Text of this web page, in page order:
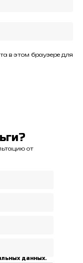
в этом браузере для
от
данных.